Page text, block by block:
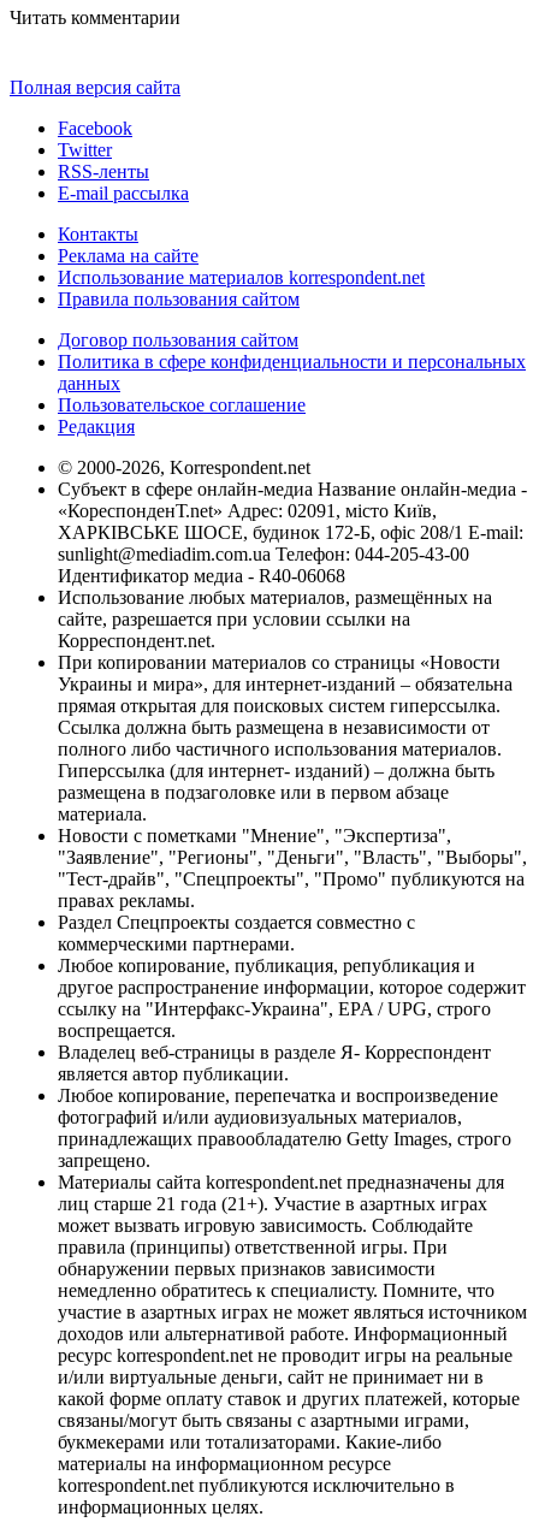
Читать комментарии
Полная версия сайта
Facebook
Twitter
RSS-ленты
E-mail рассылка
Контакты
Реклама на сайте
Использование материалов korrespondent.net
Правила пользования сайтом
Договор пользования сайтом
Политика в сфере конфиденциальности и персональных
данных
Пользовательское соглашение
Редакция
© 2000-2026, Korrespondent.net
Субъект в сфере онлайн-медиа Название онлайн-медиа -
«КореспонденТ.net» Адрес: 02091, місто Київ,
ХАРКІВСЬКЕ ШОСЕ, будинок 172-Б, офіс 208/1 E-mail:
sunlight@mediadim.com.ua Телефон: 044-205-43-00
Идентификатор медиа - R40-06068
Использование любых материалов, размещённых на
сайте, разрешается при условии ссылки на
Корреспондент.net.
При копировании материалов со страницы «Новости
Украины и мира», для интернет-изданий – обязательна
прямая открытая для поисковых систем гиперссылка.
Ссылка должна быть размещена в независимости от
полного либо частичного использования материалов.
Гиперссылка (для интернет- изданий) – должна быть
размещена в подзаголовке или в первом абзаце
материала.
Новости с пометками "Мнение", "Экспертиза",
"Заявление", "Регионы", "Деньги", "Власть", "Выборы",
"Тест-драйв", "Спецпроекты", "Промо" публикуются на
правах рекламы.
Раздел Спецпроекты создается совместно с
коммерческими партнерами.
Любое копирование, публикация, републикация и
другое распространение информации, которое содержит
ссылку на "Интерфакс-Украина", EPA / UPG, строго
воспрещается.
Владелец веб-страницы в разделе Я- Корреспондент
является автор публикации.
Любое копирование, перепечатка и воспроизведение
фотографий и/или аудиовизуальных материалов,
принадлежащих правообладателю Getty Images, строго
запрещено.
Материалы сайта korrespondent.net предназначены для
лиц старше 21 года (21+). Участие в азартных играх
может вызвать игровую зависимость. Соблюдайте
правила (принципы) ответственной игры. При
обнаружении первых признаков зависимости
немедленно обратитесь к специалисту. Помните, что
участие в азартных играх не может являться источником
доходов или альтернативой работе. Информационный
ресурс korrespondent.net не проводит игры на реальные
и/или виртуальные деньги, сайт не принимает ни в
какой форме оплату ставок и других платежей, которые
связаны/могут быть связаны с азартными играми,
букмекерами или тотализаторами. Какие-либо
материалы на информационном ресурсе
korrespondent.net публикуются исключительно в
информационных целях.